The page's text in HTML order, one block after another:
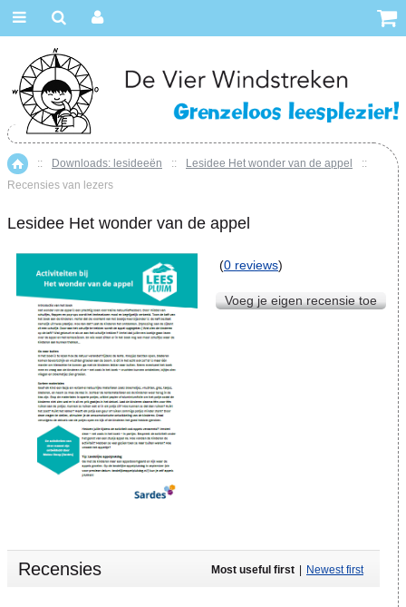
Home
:: Downloads: lesideeën :: Lesidee Het wonder van de appel
::
Recensies van lezers
Lesidee Het wonder van de appel
(0 reviews)
Voeg je eigen recensie toe
Recensies Most useful first Newest first